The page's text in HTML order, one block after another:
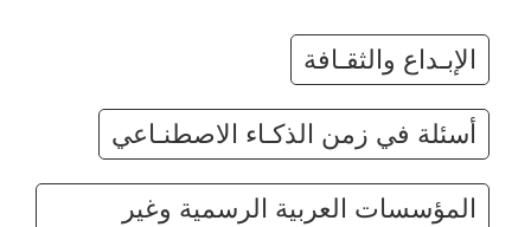
الإبـداع والثقـافة
أسئلة في زمن الذكـاء الاصطنـاعي
المؤسسات العربية الرسمية وغير